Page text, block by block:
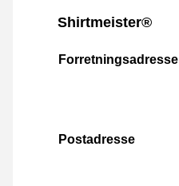
Shirtmeister®
Forretningsadresse
Postadresse